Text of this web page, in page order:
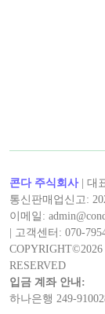
콘다 주식회사| 대
통신판매업신고:
이메일:
| 고객센터: 070-
COPYRIGHT©2026
RESERVED
입금 계좌 안내:
하나은행 249-